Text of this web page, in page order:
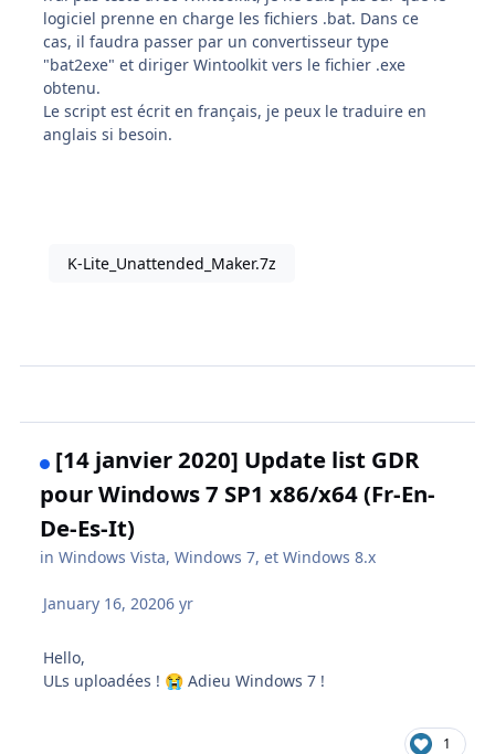
logiciel prenne en charge les fichiers .bat. Dans ce
cas, il faudra passer par un convertisseur type
"bat2exe" et diriger Wintoolkit vers le fichier .exe
obtenu.
Le script est écrit en français, je peux le traduire en
anglais si besoin.
K-Lite_Unattended_Maker.7z
[14 janvier 2020] Update list GDR
pour Windows 7 SP1 x86/x64 (Fr-En-
De-Es-It)
inWindows Vista, Windows 7, et Windows 8.x
January 16, 20206 yr
Hello,
ULs uploadées ! 😭 Adieu Windows 7 !
1